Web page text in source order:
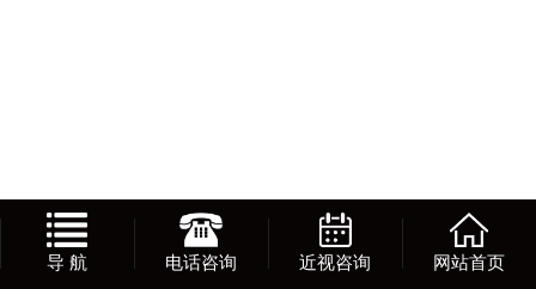
导 航 电话咨询 近视咨询 网站首页